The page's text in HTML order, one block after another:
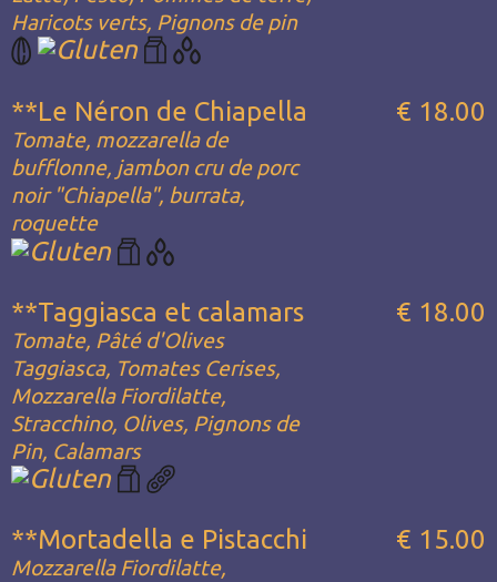
Haricots verts, Pignons de pin
**Le Néron de Chiapella
Tomate, mozzarella de
bufflonne, jambon cru de porc
noir "Chiapella", burrata,
roquette
€ 18.00
**Taggiasca et calamars
Tomate, Pâté d'Olives
Taggiasca, Tomates Cerises,
Mozzarella Fiordilatte,
Stracchino, Olives, Pignons de
Pin, Calamars
€ 18.00
**Mortadella e Pistacchi
Mozzarella Fiordilatte,
€ 15.00